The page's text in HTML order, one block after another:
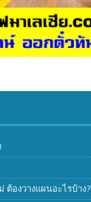
ต้องวางแผนอะไรบ้าง?